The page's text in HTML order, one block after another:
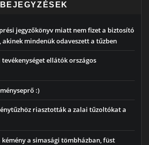
jegyzőkönyv miatt nem fizet a biztosító
akinek mindenük odaveszett a tűzben
ellátók országos
:)
riasztották a zalai tűzoltókat a
kémény a simasági tömbházban, füst